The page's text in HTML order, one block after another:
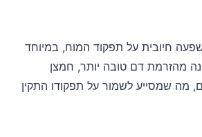
חיובית על תפקוד המוח, במיוחד
מהזרמת דם טובה יותר, חמצן
מה שמסייע לשמור על תפקודו התקין